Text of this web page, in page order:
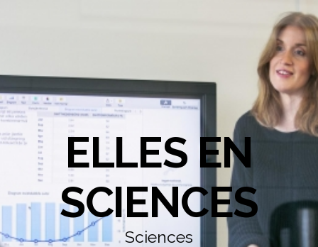
ELLES EN
SCIENCES
Sciences